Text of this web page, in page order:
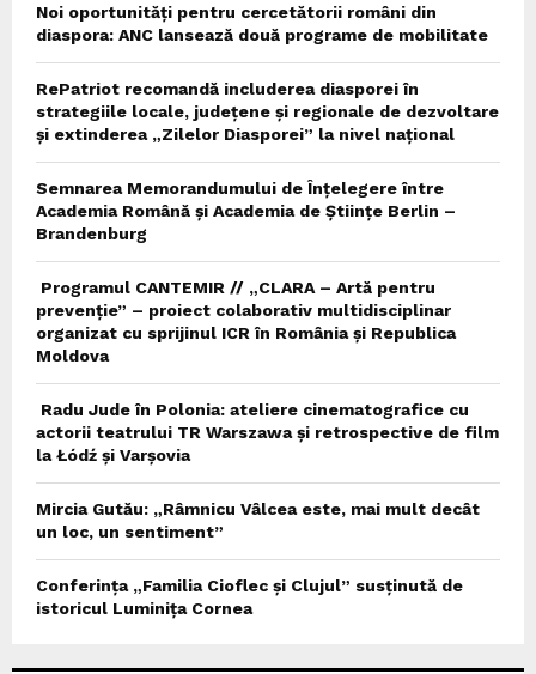
Noi oportunități pentru cercetătorii români din
diaspora: ANC lansează două programe de mobilitate
RePatriot recomandă includerea diasporei în
strategiile locale, județene și regionale de dezvoltare
și extinderea „Zilelor Diasporei” la nivel național
Semnarea Memorandumului de Înțelegere între
Academia Română și Academia de Științe Berlin –
Brandenburg
Programul CANTEMIR // „CLARA – Artă pentru
prevenție” – proiect colaborativ multidisciplinar
organizat cu sprijinul ICR în România și Republica
Moldova
Radu Jude în Polonia: ateliere cinematografice cu
actorii teatrului TR Warszawa și retrospective de film
la Łódź și Varșovia
Mircia Gutău: „Râmnicu Vâlcea este, mai mult decât
un loc, un sentiment”
Conferința „Familia Cioflec și Clujul” susținută de
istoricul Luminița Cornea